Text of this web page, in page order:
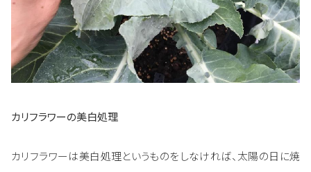
カリフラワーの美白処理
カリフラワーは美白処理というものをしなければ、太陽の日に焼